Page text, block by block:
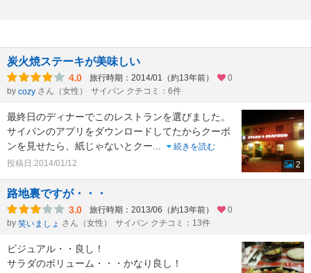
炭火焼ステーキが美味しい
4.0 旅行時期：2014/01（約13年前）
0
by cozy さん（女性） サイパン クチコミ：6件
最終日のディナーでこのレストランを選びました。
サイパンのアプリをダウンロードしてたからクーポ
ンを見せたら、紙じゃないとクー...
続きを読む
投稿日:2014/01/12
2
路地裏ですが・・・
3.0 旅行時期：2013/06（約13年前）
0
by 笑いましょ さん（女性） サイパン クチコミ：13件
ビジュアル・・良し！
サラダのボリューム・・・かなり良し！